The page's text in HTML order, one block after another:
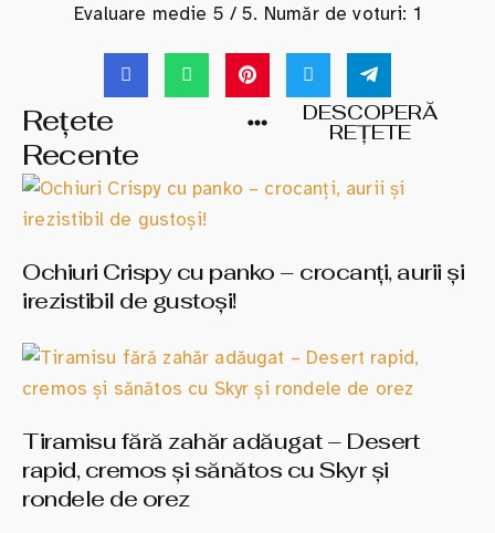
Evaluare medie 5 / 5. Număr de voturi: 1
Rețete
Recente
DESCOPERĂ
REȚETE
Ochiuri Crispy cu panko – crocanți, aurii și
irezistibil de gustoși!
Tiramisu fără zahăr adăugat – Desert
rapid, cremos și sănătos cu Skyr și
rondele de orez